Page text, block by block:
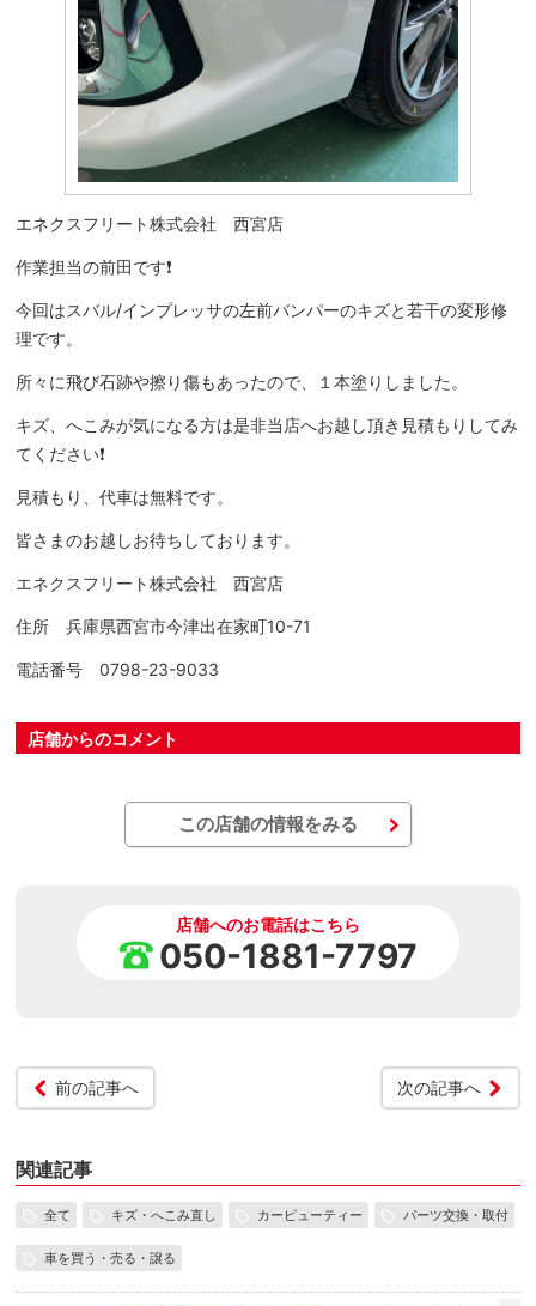
エネクスフリート株式会社 西宮店
作業担当の前田です❗️
今回はスバル/インプレッサの左前バンパーのキズと若干の変形修
理です。
所々に飛び石跡や擦り傷もあったので、１本塗りしました。
キズ、へこみが気になる方は是非当店へお越し頂き見積もりしてみ
てください❗️
見積もり、代車は無料です。
皆さまのお越しお待ちしております。
エネクスフリート株式会社 西宮店
住所 兵庫県西宮市今津出在家町10-71
電話番号 0798-23-9033
店舗からのコメント
この店舗の情報をみる
店舗へのお電話はこちら
050-1881-7797
前の記事へ 次の記事へ
関連記事
全て キズ・へこみ直し カービューティー パーツ交換・取付
車を買う・売る・譲る